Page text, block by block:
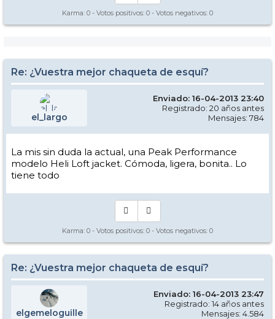
Karma: 0 - Votos positivos: 0 - Votos negativos: 0
Re: ¿Vuestra mejor chaqueta de esquí?
el_largo
Enviado: 16-04-2013 23:40
Registrado: 20 años antes
Mensajes: 784
La mis sin duda la actual, una Peak Performance
modelo Heli Loft jacket. Cómoda, ligera, bonita.. Lo
tiene todo
Karma: 0 - Votos positivos: 0 - Votos negativos: 0
Re: ¿Vuestra mejor chaqueta de esquí?
elgemeloguille
Enviado: 16-04-2013 23:47
Registrado: 14 años antes
Mensajes: 4.584